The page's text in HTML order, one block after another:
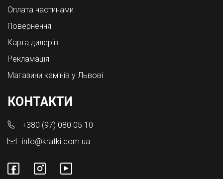
Оплата частинами
Повернення
Карта дилерів
Рекламація
Магазини камінів у Львові
КОНТАКТИ
+380 (97) 080 05 10
info@kratki.com.ua